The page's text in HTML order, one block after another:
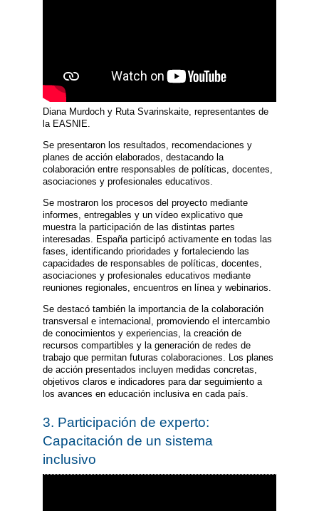
Diana Murdoch y Ruta Svarinskaite, representantes de
la EASNIE.
Se presentaron los resultados, recomendaciones y
planes de acción elaborados, destacando la
colaboración entre responsables de políticas, docentes,
asociaciones y profesionales educativos.
Se mostraron los procesos del proyecto mediante
informes, entregables y un vídeo explicativo que
muestra la participación de las distintas partes
interesadas. España participó activamente en todas las
fases, identificando prioridades y fortaleciendo las
capacidades de responsables de políticas, docentes,
asociaciones y profesionales educativos mediante
reuniones regionales, encuentros en línea y webinarios.
Se destacó también la importancia de la colaboración
transversal e internacional, promoviendo el intercambio
de conocimientos y experiencias, la creación de
recursos compartibles y la generación de redes de
trabajo que permitan futuras colaboraciones. Los planes
de acción presentados incluyen medidas concretas,
objetivos claros e indicadores para dar seguimiento a
los avances en educación inclusiva en cada país.
3. Participación de experto:
Capacitación de un sistema
inclusivo